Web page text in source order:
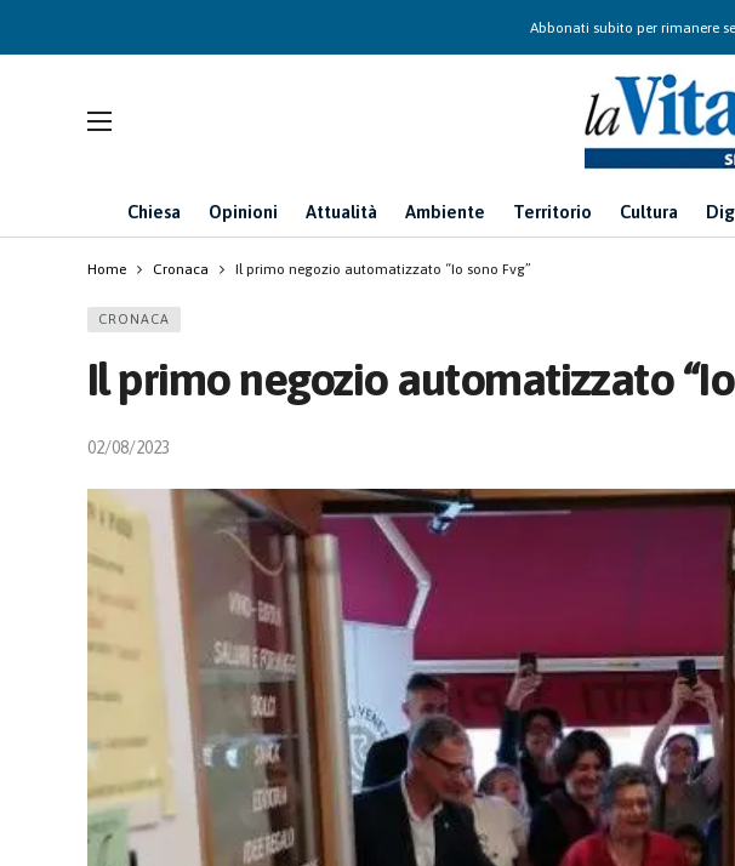
Abbonati subito per rimanere
Chiesa Opinioni Attualità Ambiente Territorio Cultura
Home Cronaca Il primo negozio automatizzato “Io sono Fvg”
CRONACA
Il primo negozio automatizzato “Io
02/08/2023